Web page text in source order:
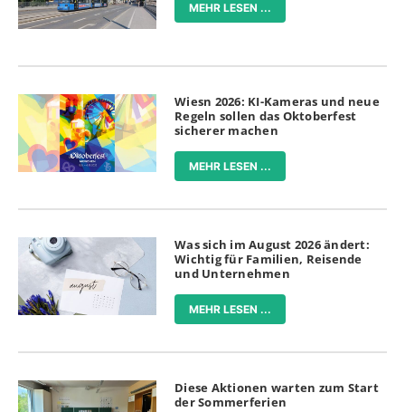
MEHR LESEN ...
Wiesn 2026: KI-Kameras und neue
Regeln sollen das Oktoberfest
sicherer machen
MEHR LESEN ...
Was sich im August 2026 ändert:
Wichtig für Familien, Reisende
und Unternehmen
MEHR LESEN ...
Diese Aktionen warten zum Start
der Sommerferien